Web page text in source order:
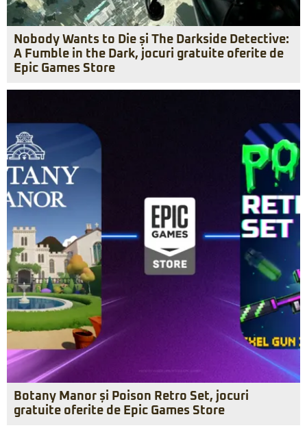
Nobody Wants to Die și The Darkside Detective:
A Fumble in the Dark, jocuri gratuite oferite de
Epic Games Store
Botany Manor și Poison Retro Set, jocuri
gratuite oferite de Epic Games Store